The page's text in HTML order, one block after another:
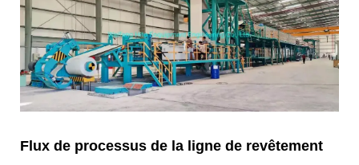
Flux de processus de la ligne de revêtement